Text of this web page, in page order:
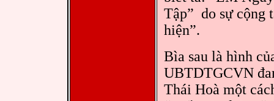
Tập” do sự cộng
hiện”.
Bìa sau là hình
UBTDTGCVN
Thái Hoà một